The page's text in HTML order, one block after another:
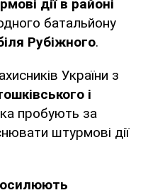
дії в районі
батальйону
Рубіжного.
України з
і
пробують за
штурмові дії